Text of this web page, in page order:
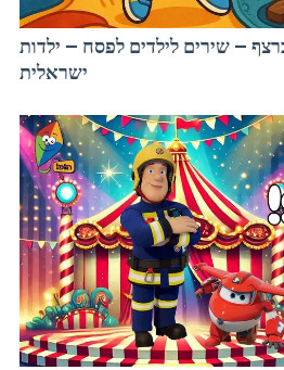
– שירים לילדים לפסח – ילדות
ישראלית